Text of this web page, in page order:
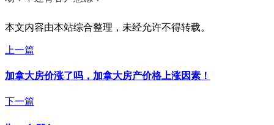
本文内容由本站综合整理，未经允许不得转载。
上一篇
加拿大房价涨了吗，加拿大房产价格上涨因素！
下一篇